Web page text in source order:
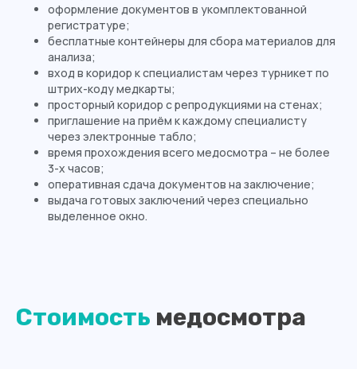
оформление документов в укомплектованной
регистратуре;
бесплатные контейнеры для сбора материалов для
анализа;
вход в коридор к специалистам через турникет по
штрих-коду медкарты;
просторный коридор с репродукциями на стенах;
приглашение на приём к каждому специалисту
через электронные табло;
время прохождения всего медосмотра – не более
3-х часов;
оперативная сдача документов на заключение;
выдача готовых заключений через специально
выделенное окно.
Стоимость медосмотра